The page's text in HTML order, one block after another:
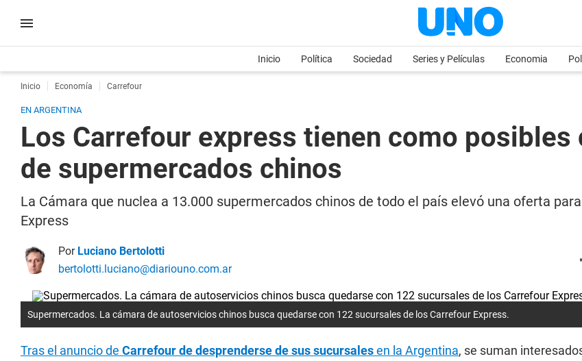
Inicio Política Sociedad Series y Películas Economia
Inicio Economía Carrefour
EN ARGENTINA
Los Carrefour express tienen como posibles
de supermercados chinos
La Cámara que nuclea a 13.000 supermercados chinos de todo el país elevó una oferta
Express
Por Luciano Bertolotti
bertolotti.luciano@diariouno.com.ar
Supermercados. La cámara de autoservicios chinos busca quedarse con 122 sucursales de los Carrefour Express.
Tras el anuncio de Carrefour de desprenderse de sus sucursalesen la Argentina, se suman